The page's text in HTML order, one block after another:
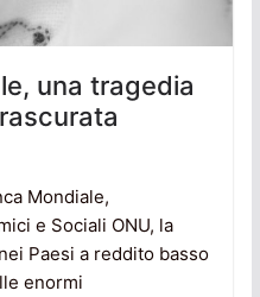
una tragedia
Mondiale,
e Sociali ONU, la
Paesi a reddito basso
enormi